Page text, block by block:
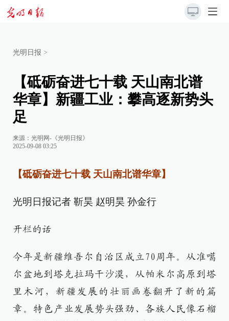
光明日报 >
【砥砺奋进七十载 天山南北谱
华章】新疆工业：攀高逐新势头
足
来源： 光明网-《光明日报》
2025-09-08 03:25
【砥砺奋进七十载 天山南北谱华章】
光明日报记者 靳昊 赵明昊 孙金行
开栏的话
今年是新疆维吾尔自治区成立70周年。从准噶
尔盆地到塔克拉玛干沙漠，从帕米尔高原到塔
里木河，新疆发展的壮丽画卷翻开了新的篇
章。特色产业发展势头强劲、各族人民像石榴